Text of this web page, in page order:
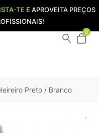
TE E APROVEITA PREÇOS
0
Preto / Branco